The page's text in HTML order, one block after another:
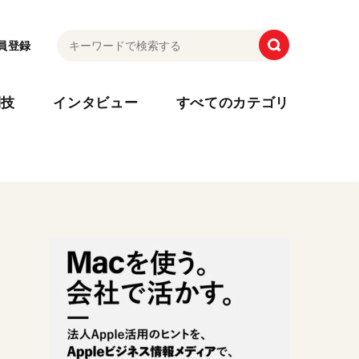
登録
インタビュー すべてのカテゴリ